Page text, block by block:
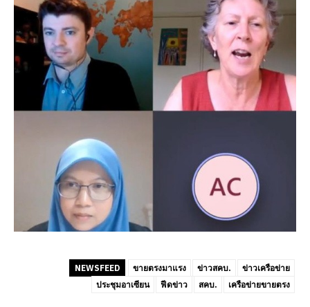
NEWSFEED ขายตรงมาแรง ข่าวสคบ.
ข่าวเครือข่าย
ประชุมอาเซียน
ฟีดข่าว สคบ. เครือข่ายขายตรง